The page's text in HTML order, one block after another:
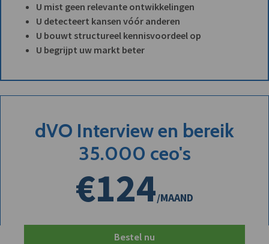
U mist geen relevante ontwikkelingen
U detecteert kansen vóór anderen
U bouwt structureel kennisvoordeel op
U begrijpt uw markt beter
dVO Interview en bereik
35.000 ceo's
€124/MAAND
Bestel nu